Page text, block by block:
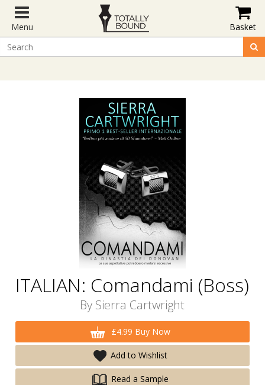
Menu Basket
ITALIAN: Comandami (Boss)
By Sierra Cartwright
£4.99 Buy Now
Add to Wishlist
Read a Sample